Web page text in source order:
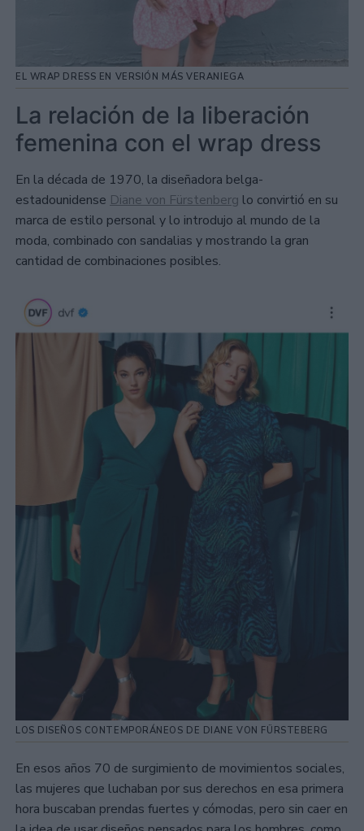
EL WRAP DRESS EN VERSIÓN MÁS VERANIEGA
La relación de la liberación
femenina con el wrap dress
En la década de 1970, la diseñadora belga-
estadounidense Diane von Fürstenberg lo convirtió en su
marca de estilo personal y lo introdujo al mundo de la
moda, combinado con sandalias y mostrando la gran
cantidad de combinaciones posibles.
LOS DISEÑOS CONTEMPORÁNEOS DE DIANE VON FÜRSTEBERG
En esos años 70 de surgimiento de movimientos sociales,
las mujeres que luchaban por sus derechos en esa primera
hora buscaban prendas fuertes y cómodas, pero sin caer en